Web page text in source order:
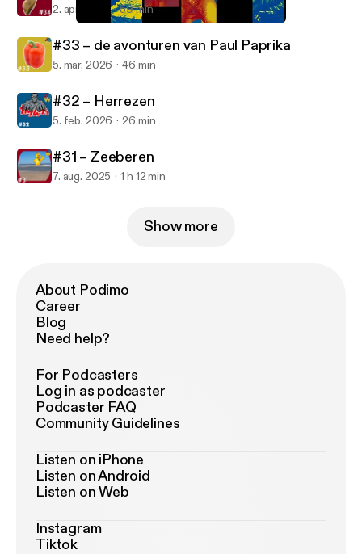
Aardappelbetweters
2. apr. 2026 59 min
#33 – de avonturen van Paul Paprika
5. mar. 2026 46 min
#32 – Herrezen
5. feb. 2026 26 min
#31 – Zeeberen
7. aug. 2025 1 h 12 min
Show more
About Podimo
Career
Blog
Need help?
For Podcasters
Log in as podcaster
Podcaster FAQ
Community Guidelines
Listen on iPhone
Listen on Android
Listen on Web
Instagram
Tiktok